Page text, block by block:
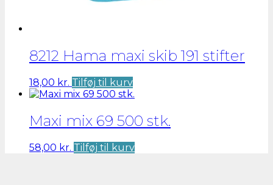
8212 Hama maxi skib 191 stifter
18,00 kr. Tilføj til kurv
Maxi mix 69 500 stk.
58,00 kr. Tilføj til kurv